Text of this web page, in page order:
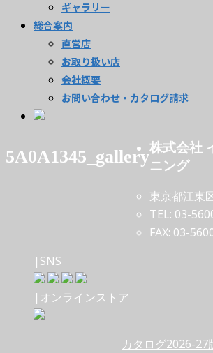
ギャラリー
総合案内
直営店
お取り扱い店
会社概要
お問い合わせ・カタログ請求
5A0A1345_gallery
株式会社
ニング
東京都江東
TEL: 03-
FAX: 03-
|SNS
|オンラインストア
カタログ2026-27